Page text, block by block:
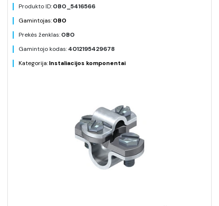
Produkto ID:OBO_5416566
Gamintojas:OBO
Prekės ženklas:OBO
Gamintojo kodas:4012195429678
Kategorija:Instaliacijos komponentai